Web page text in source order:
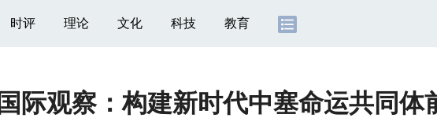
时评 理论 文化 科技 教育
国际观察：构建新时代中塞命运共同体